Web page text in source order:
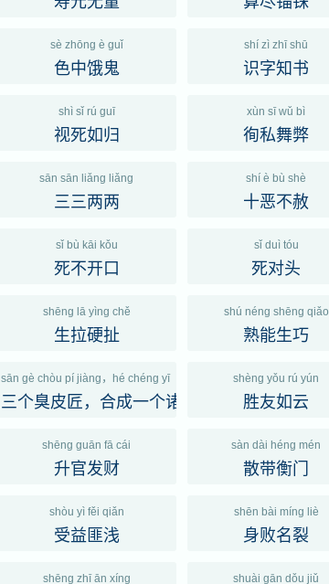
sè zhōng è guǐ
色中饿鬼
shí zì zhī shū
识字知书
shì sǐ rú guī
视死如归
xùn sī wǔ bì
徇私舞弊
sān sān liǎng liǎng
三三两两
shí è bù shè
十恶不赦
sǐ bù kāi kǒu
死不开口
sǐ duì tóu
死对头
shēng lā yìng chě
生拉硬扯
shú néng shēng qiǎo
熟能生巧
sān gè chòu pí jiàng，hé chéng yī gè zhū gě liàng
三个臭皮匠，合成一个诸葛亮
shèng yǒu rú yún
胜友如云
shēng guān fā cái
升官发财
sàn dài héng mén
散带衡门
shòu yì fěi qiǎn
受益匪浅
shēn bài míng liè
身败名裂
shēng zhī ān xíng shuài gān dǒu jiǔ